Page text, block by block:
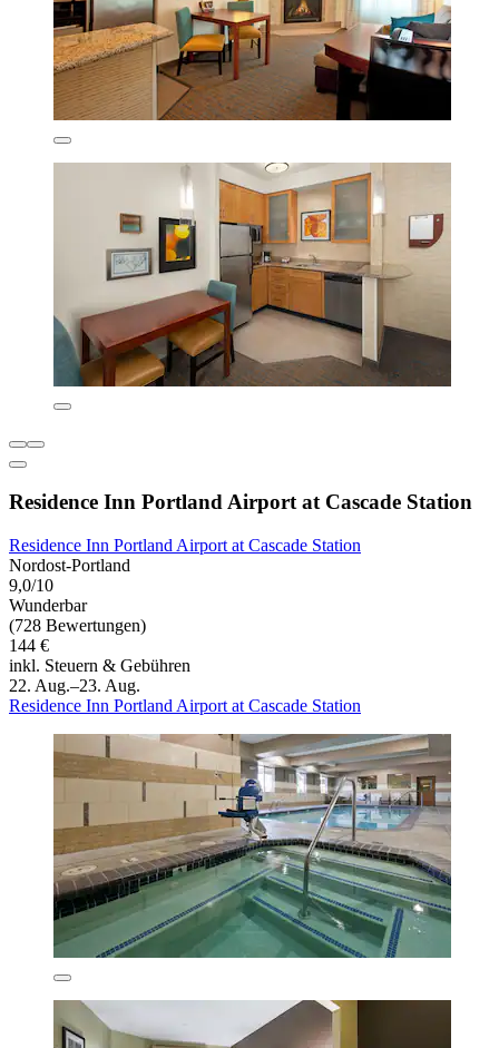
Residence Inn Portland Airport at Cascade Station
Residence Inn Portland Airport at Cascade Station
Nordost-Portland
9,0/10
Wunderbar
(728 Bewertungen)
144 €
inkl. Steuern & Gebühren
22. Aug.–23. Aug.
Residence Inn Portland Airport at Cascade Station